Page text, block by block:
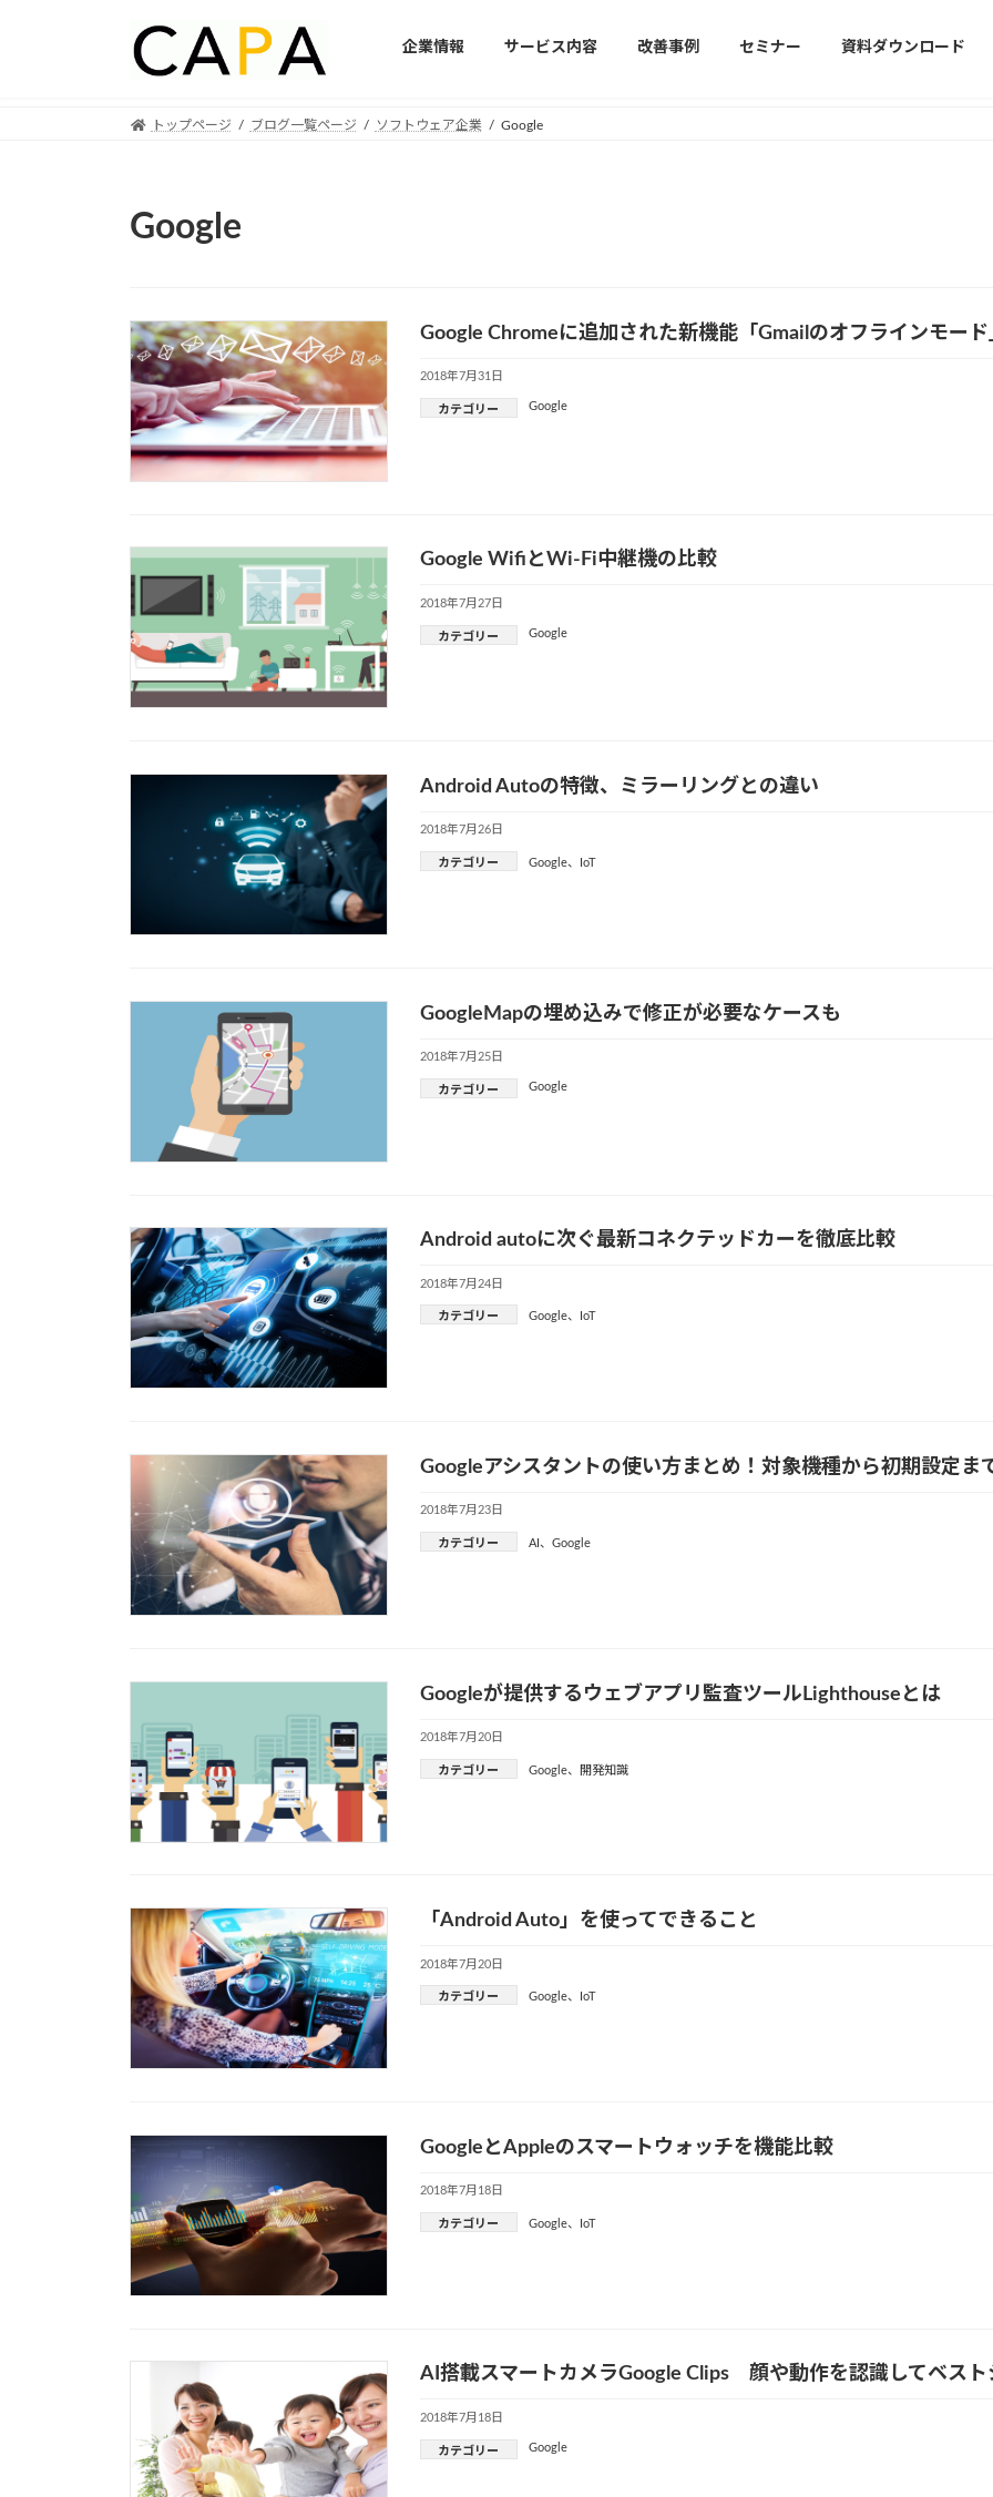
企業情報 サービス内容 改善事例 セミナー 資料ダウンロード
トップページ ブログ一覧ページ ソフトウェア企業 Google
Google
Google Chromeに追加された新機能「Gmailのオフラインモー
2018年7月31日
カテゴリー Google
Google WifiとWi-Fi中継機の比較
2018年7月27日
カテゴリー Google
Android Autoの特徴、ミラーリングとの違い
2018年7月26日
カテゴリー Google、 IoT
GoogleMapの埋め込みで修正が必要なケースも
2018年7月25日
カテゴリー Google
Android autoに次ぐ最新コネクテッドカーを徹底比較
2018年7月24日
カテゴリー Google、 IoT
Googleアシスタントの使い方まとめ！対象機種から初期設定ま
2018年7月23日
カテゴリー AI 、 Google
Googleが提供するウェブアプリ監査ツールLighthouseとは
2018年7月20日
カテゴリー Google、 開発知識
「Android Auto」を使ってできること
2018年7月20日
カテゴリー Google、 IoT
GoogleとAppleのスマートウォッチを機能比較
2018年7月18日
カテゴリー Google、 IoT
AI搭載スマートカメラGoogle Clips 顔や動作を認識してベスト
2018年7月18日
カテゴリー Google